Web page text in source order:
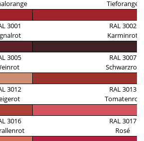
Tieforange
3001
RAL 3002
Karminrot
3005
RAL 3007
Schwarzrot
3012
RAL 3013
Tomatenrot
3016
RAL 3017
Rosé